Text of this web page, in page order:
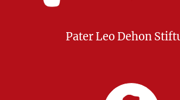
Pater Leo Dehon